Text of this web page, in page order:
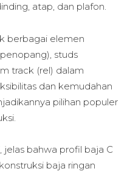
atap, dan plafon.
berbagai elemen
studs
track (rel) dalam
dan kemudahan
pilihan populer
jelas bahwa profil baja C
baja ringan